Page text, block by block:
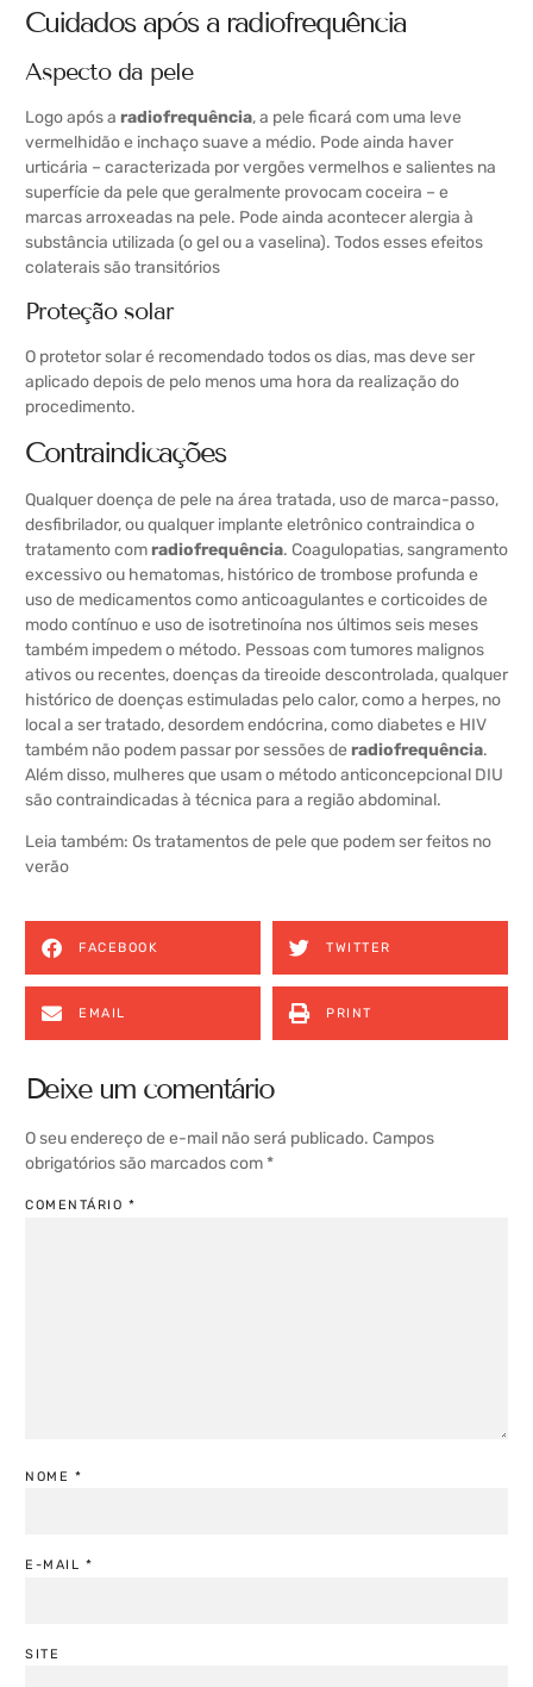
Cuidados após a radiofrequência
Aspecto da pele
Logo após a radiofrequência, a pele ficará com uma leve
vermelhidão e inchaço suave a médio. Pode ainda haver
urticária – caracterizada por vergões vermelhos e salientes na
superfície da pele que geralmente provocam coceira – e
marcas arroxeadas na pele. Pode ainda acontecer alergia à
substância utilizada (o gel ou a vaselina). Todos esses efeitos
colaterais são transitórios
Proteção solar
O protetor solar é recomendado todos os dias, mas deve ser
aplicado depois de pelo menos uma hora da realização do
procedimento.
Contraindicações
Qualquer doença de pele na área tratada, uso de marca-passo,
desfibrilador, ou qualquer implante eletrônico contraindica o
tratamento comradiofrequência. Coagulopatias, sangramento
excessivo ou hematomas, histórico de trombose profunda e
uso de medicamentos como anticoagulantes e corticoides de
modo contínuo e uso de isotretinoína nos últimos seis meses
também impedem o método. Pessoas com tumores malignos
ativos ou recentes, doenças da tireoide descontrolada, qualquer
histórico de doenças estimuladas pelo calor, como a herpes, no
local a ser tratado, desordem endócrina, como diabetes e HIV
também não podem passar por sessões de radiofrequência.
Além disso, mulheres que usam o método anticoncepcional DIU
são contraindicadas à técnica para a região abdominal.
Leia também: Os tratamentos de pele que podem ser feitos no
verão
FACEBOOK TWITTER
EMAIL PRINT
Deixe um comentário
O seu endereço de e-mail não será publicado. Campos
obrigatórios são marcados com *
COMENTÁRIO *
NOME *
E-MAIL *
SITE